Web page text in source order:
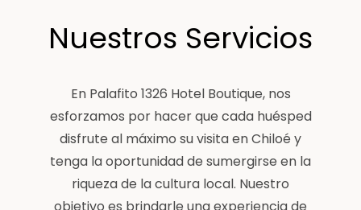
Nuestros Servicios
En Palafito 1326 Hotel Boutique, nos
esforzamos por hacer que cada huésped
disfrute al máximo su visita en Chiloé y
tenga la oportunidad de sumergirse en la
riqueza de la cultura local. Nuestro